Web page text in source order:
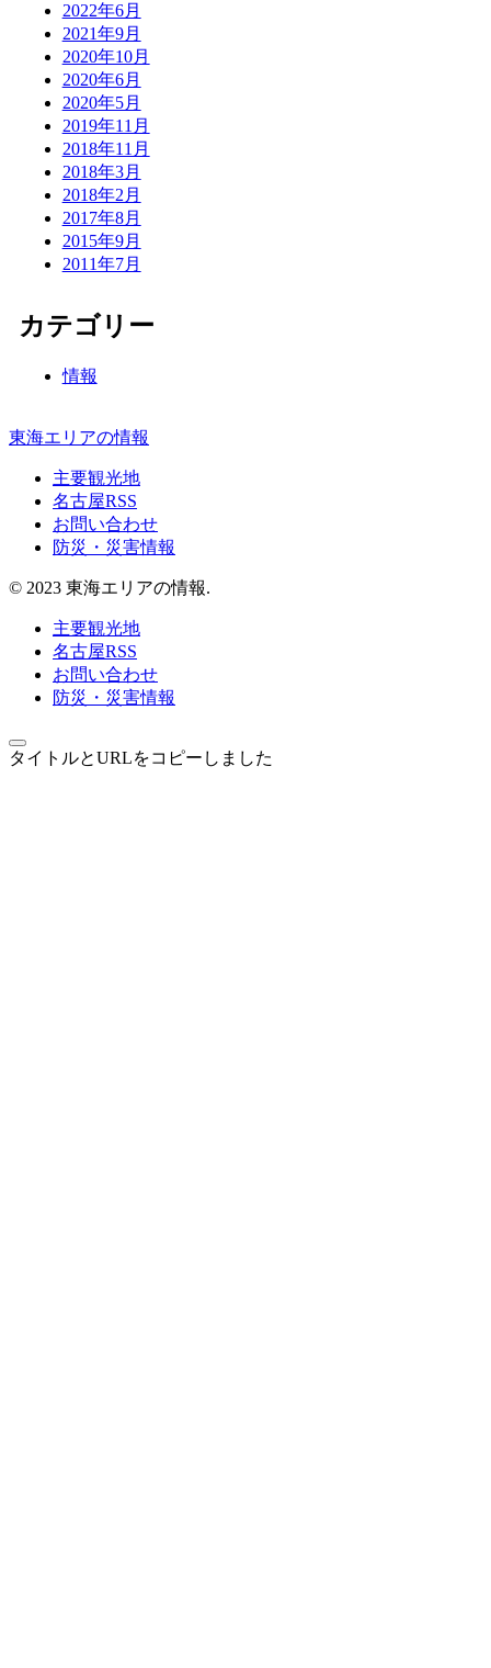
2022年6月
2021年9月
2020年10月
2020年6月
2020年5月
2019年11月
2018年11月
2018年3月
2018年2月
2017年8月
2015年9月
2011年7月
カテゴリー
情報
東海エリアの情報
主要観光地
名古屋RSS
お問い合わせ
防災・災害情報
© 2023 東海エリアの情報.
主要観光地
名古屋RSS
お問い合わせ
防災・災害情報
タイトルとURLをコピーしました